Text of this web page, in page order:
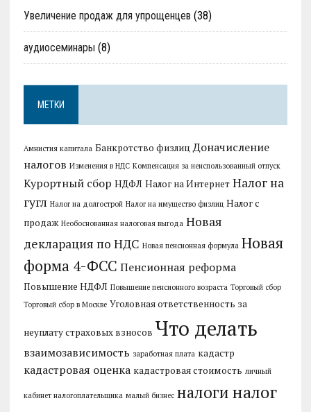
Увеличение продаж для упрощенцев (38)
аудиосеминары (8)
МЕТКИ
Амнистия капитала Банкротство физлиц Доначисление
налогов Изменения в НДС Компенсация за неиспользованный отпуск
Курортный сбор НДФЛ Налог на Интернет Налог на
гугл Налог на долгострой Налог на имущество физлиц Налог с
продаж Необоснованная налоговая выгода Новая
декларация по НДС Новая пенсионная формула Новая
форма 4-ФСС Пенсионная реформа
Повышение НДФЛ Повышение пенсионного возраста Торговый сбор
Торговый сбор в Москве Уголовная ответственность за
неуплату страховых взносов Что делать
взаимозависимость заработная плата кадастр
кадастровая оценка кадастровая стоимость личный
кабинет налогоплательщика малый бизнес налоги налог